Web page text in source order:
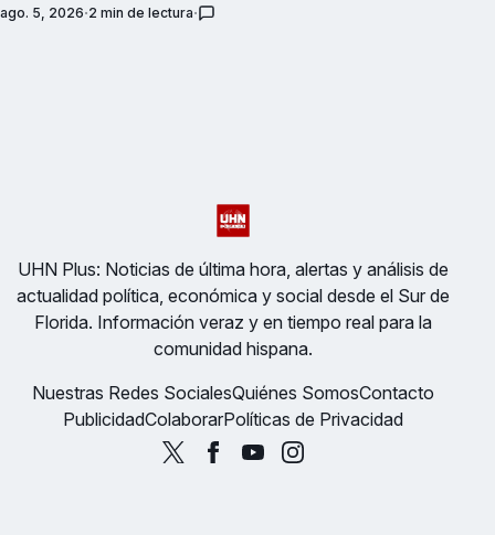
ago. 5, 2026 2 min de lectura
UHN Plus: Noticias de última hora, alertas y análisis de
actualidad política, económica y social desde el Sur de
Florida. Información veraz y en tiempo real para la
comunidad hispana.
Nuestras Redes SocialesQuiénes SomosContacto
PublicidadColaborarPolíticas de Privacidad